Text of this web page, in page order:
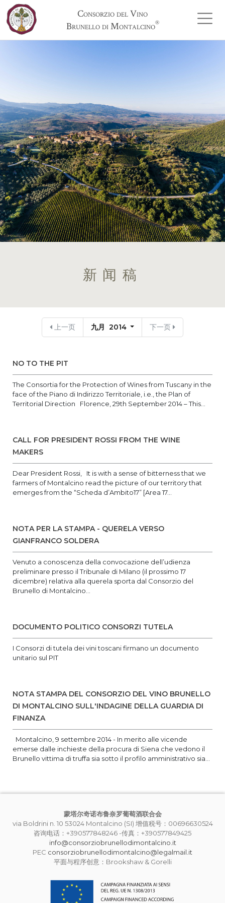
Consorzio del Vino
Brunello di Montalcino®
新闻稿
上一页 九月 2014 下一页
NO TO THE PIT
The Consortia for the Protection of Wines from Tuscany in the
face of the Piano di Indirizzo Territoriale, i.e., the Plan of
Territorial Direction Florence, 29th September 2014 – This...
CALL FOR PRESIDENT ROSSI FROM THE WINE
MAKERS
Dear President Rossi, It is with a sense of bitterness that we
farmers of Montalcino read the picture of our territory that
emerges from the “Scheda d’Ambito17” [Area 17...
NOTA PER LA STAMPA - QUERELA VERSO
GIANFRANCO SOLDERA
Venuto a conoscenza della convocazione dell’udienza
preliminare presso il Tribunale di Milano (il prossimo 17
dicembre) relativa alla querela sporta dal Consorzio del
Brunello di Montalcino...
DOCUMENTO POLITICO CONSORZI TUTELA
I Consorzi di tutela dei vini toscani firmano un documento
unitario sul PIT
NOTA STAMPA DEL CONSORZIO DEL VINO BRUNELLO
DI MONTALCINO SULL'INDAGINE DELLA GUARDIA DI
FINANZA
Montalcino, 9 settembre 2014 - In merito alle vicende
emerse dalle inchieste della procura di Siena che vedono il
Brunello vittima di truffa sia sotto il profilo amministrativo sia...
蒙塔尔奇诺布鲁奈罗葡萄酒联合会
via Boldrini n. 10 53024 Montalcino (SI) 增值税号：00696630524
咨询电话：+390577848246 -传真：+390577849425
info@consorziobrunellodimontalcino.it
PEC consorziobrunellodimontalcino@legalmail.it
平面与程序创意：Brookshaw & Gorelli